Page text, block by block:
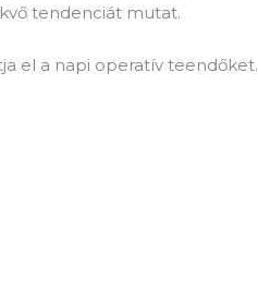
tendenciát mutat.
el a napi operatív teendőket.